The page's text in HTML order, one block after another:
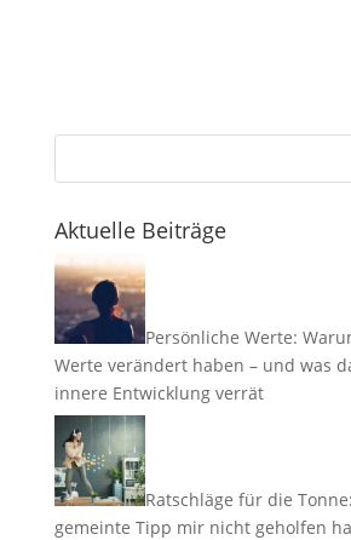
Aktuelle Beiträge
Persönliche Werte:
Werte verändert haben – und was
innere Entwicklung verrät
Ratschläge für die
gemeinte Tipp mir nicht geholfen